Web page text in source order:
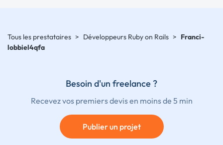
Tous les prestataires > Développeurs Ruby on Rails > Franci-
lobbiel4qfa
Besoin d'un freelance ?
Recevez vos premiers devis en moins de 5 min
Publier un projet